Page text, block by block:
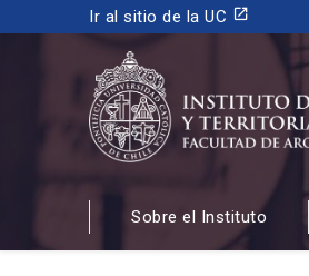
Ir al sitio de la UC launch
INSTITUTO DE
Y TERRITORIALES
FACULTAD DE
Sobre el Instituto